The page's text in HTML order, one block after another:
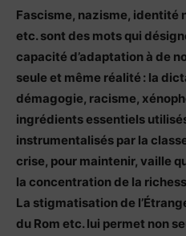
Fascisme, nazisme, identité
etc. sont des mots qui
capacité d’adaptation à de
seule et même réalité : la
démagogie, racisme,
ingrédients essentiels
instrumentalisés par la
crise, pour maintenir, vaille
la concentration de la
La stigmatisation de
du Rom etc. lui permet non